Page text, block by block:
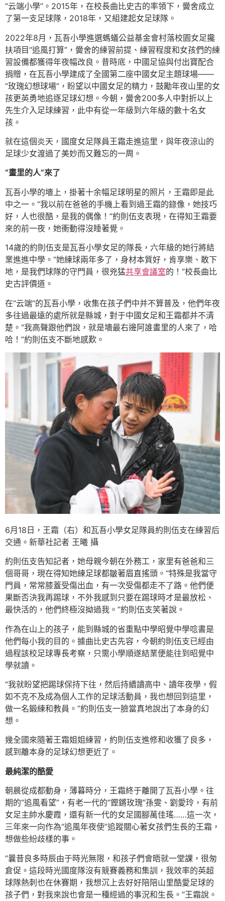
“云端小學”。2015年，在校長曲比史古的率領下，黌舍成立
了第一支足球隊，2018年，又組建起女足球隊。
2022年8月，瓦吾小學進選螞蟻公益基金會村落校園女足攙
扶項目“追風打算”，黌舍的練習前提、練習程度和女孩們的練
習設備都獲得年夜幅改良。昔時底，中國足協與付出寶配合
捐贈，在瓦吾小學建成了全國第二座中國女足主題球場——
“玫瑰幻想球場”，盼望以中國女足的精力，鼓勵年夜山里的女
孩更英勇地追逐足球幻想。今朝，黌舍200多人中對折以上
先生介入足球練習，此中有從一年級到六年級的數十名女
孩。
就在這個炎天，國度女足隊員王霜走進這里，與年夜涼山的
足球少女渡過了美妙而又難忘的一周。
“畫里的人”來了
瓦吾小學的墻上，掛著十余幅足球明星的照片，王霜即是此
中之一。“我以前在爸爸的手機上看到過王霜的錄像，她技巧
好，人也很酷，是我的偶像！”約則伍支表現，在得知王霜要
來的前一夜，她衝動得沒睡著覺。
14歲的約則伍支是瓦吾小學女足的隊長，六年級的她行將結
業進進中學。“她練球兩年多了，身材本質好，肯享樂、敢下
地，是我們球隊的守門員，很兇猛共享會議室的！”校長曲比
史古評價道。
在“云端”的瓦吾小學，收集在孩子們中并不算普及，他們年夜
多往過最遠的處所就是縣城，對于中國女足和王霜都并不清
楚。“我高聲跟他們說，就是墻最右邊阿誰畫里的人來了，哈
哈！”約則伍支不斷地感歎。
6月18日，王霜（右）和瓦吾小學女足隊員約則伍支在練習后
交通。新華社記者 王曦 攝
約則伍支告知記者，她母親今朝在外務工，家里有爸爸和三
個哥哥，現在得知她練足球都皺著眉直搖頭。“特殊是我當守
門員，常常膝蓋受傷出血，有一次受傷都走不了路。他們便
果斷否決我再踢球，不外我感到只要在踢球時才是最放松、
最快活的，他們終極沒拗過我。”約則伍支笑著說。
作為在山上的孩子，能到縣城的省重點中學昭覺中學唸書是
他們每小我的目的。據曲比史古先容，今朝約則伍支已經由
過程該校足球專長考察，只需小學順遂結業便能往到昭覺中
學就讀。
“我就盼望把踢球保持下往，然后持續讀高中、讀年夜學，假
如不克不及成為個人工作的足球活動員，我也想回到這里，
做一名鍛練和教員。”約則伍支一臉當真地說出了本身的幻
想。
幾全國來隨著王霜姐姐練習，約則伍支進修和收獲了良多，
感到離本身的足球幻想更近了。
最純潔的酷愛
朝晨從成都動身，薄暮時分，王霜終于離開了瓦吾小學。往
期的“追風看望”，有老一代的“鏗鏘玫瑰”孫雯、劉愛玲，有前
女足主帥水慶霞，還有新一代的女足國腳萬佳瑤……這一次，
三年來一向作為“追風年夜使”追蹤關心著女孩們生長的王霜，
想做些紛歧樣的事。
“曩昔良多時辰由于時光無限，和孩子們會晤就一堂課，很匆
倉促。這段時光國度隊沒有競賽義務和集訓，我效率的英超
球隊熱刺也在休賽期，我想沉上去好好陪陪山里酷愛足球的
孩子們，對我來說也會是一種經過的事況和生長。”王霜說。